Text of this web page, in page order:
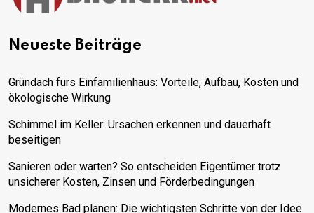
Neueste Beiträge
Gründach fürs Einfamilienhaus: Vorteile, Aufbau, Kosten und
ökologische Wirkung
Schimmel im Keller: Ursachen erkennen und dauerhaft
beseitigen
Sanieren oder warten? So entscheiden Eigentümer trotz
unsicherer Kosten, Zinsen und Förderbedingungen
Modernes Bad planen: Die wichtigsten Schritte von der Idee